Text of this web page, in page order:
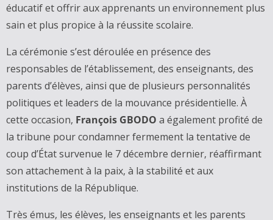
éducatif et offrir aux apprenants un environnement plus
sain et plus propice à la réussite scolaire.
‎La cérémonie s’est déroulée en présence des
responsables de l’établissement, des enseignants, des
parents d’élèves, ainsi que de plusieurs personnalités
politiques et leaders de la mouvance présidentielle. À
cette occasion, François GBODO a également profité de
la tribune pour condamner fermement la tentative de
coup d’État survenue le 7 décembre dernier, réaffirmant
son attachement à la paix, à la stabilité et aux
institutions de la République.
‎Très émus, les élèves, les enseignants et les parents